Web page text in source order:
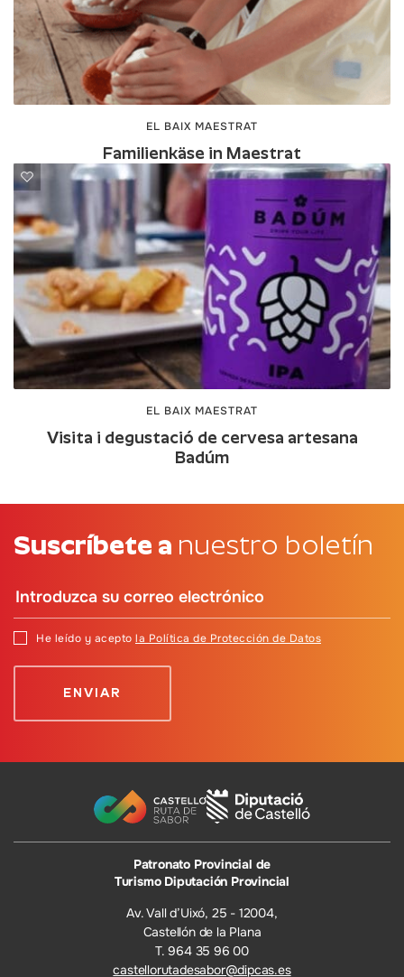
EL BAIX MAESTRAT
Familienkäse in Maestrat
EL BAIX MAESTRAT
Visita i degustació de cervesa artesana
Badúm
Suscríbete a nuestro boletín
He leído y acepto la Política de Protección de Datos
Patronato Provincial de
Turismo Diputación Provincial
Av. Vall d’Uixó, 25 - 12004,
Castellón de la Plana
T. 964 35 96 00
castellorutadesabor@dipcas.es